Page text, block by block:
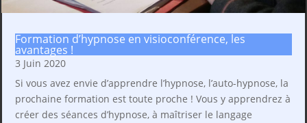
Formation d’hypnose en visioconférence, les
avantages !
3 Juin 2020
Si vous avez envie d’apprendre l’hypnose, l’auto-hypnose, la
prochaine formation est toute proche ! Vous y apprendrez à
créer des séances d’hypnose, à maîtriser le langage